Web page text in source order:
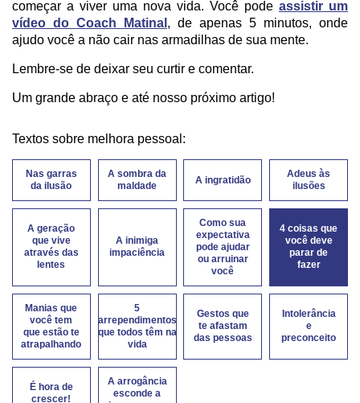
começar a viver uma nova vida. Você pode assistir um
vídeo do Coach Matinal , de apenas 5 minutos, onde
ajudo você a não cair nas armadilhas de sua mente.
Lembre-se de deixar seu curtir e comentar.
Um grande abraço e até nosso próximo artigo!
Textos sobre melhora pessoal:
Nas garras
da ilusão
A sombra da
maldade
A ingratidão
Adeus às
ilusões
A geração
que vive
através das
lentes
A inimiga
impaciência
Como sua
expectativa
pode ajudar
ou arruinar
você
4 coisas que
você deve
parar de
fazer
Manias que
você tem
que estão te
atrapalhando
5
arrependimentos
que todos têm na
vida
Gestos que
te afastam
das pessoas
Intolerância
e
preconceito
É hora de
crescer!
A arrogância
esconde a